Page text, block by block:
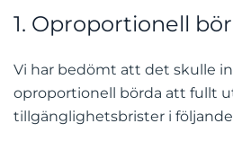
1. Oproportionell
Vi har bedömt att det skulle
oproportionell börda att fullt
tillgänglighetsbrister i